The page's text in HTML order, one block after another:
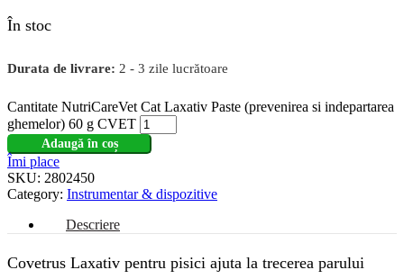
În stoc
Durata de livrare: 2 - 3 zile lucrătoare
Cantitate NutriCareVet Cat Laxativ Paste (prevenirea si indepartarea
ghemelor) 60 g CVET
Adaugă în coș
Îmi place
SKU: 2802450
Category: Instrumentar & dispozitive
Descriere
Covetrus Laxativ pentru pisici ajuta la trecerea parului